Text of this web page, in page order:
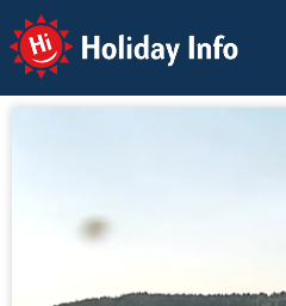
Holiday Info